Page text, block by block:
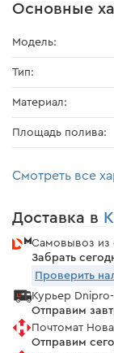
Основные
Модель:
Тип:
Материал:
Площадь полива:
Смотреть все
Доставка в
Самовывоз из
Забрать
Проверить
Курьер Dnipro-
Отправим
Почтомат
Отправим